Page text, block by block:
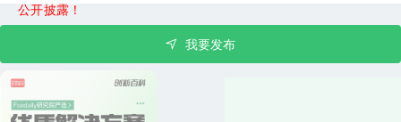
公开披露！
我要发布